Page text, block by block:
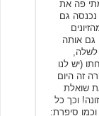
פה את
נכנסה גם
גם אותה
לשלה,
(יש לנו
זה היום
שואלת
וכך כל
סיפרת: